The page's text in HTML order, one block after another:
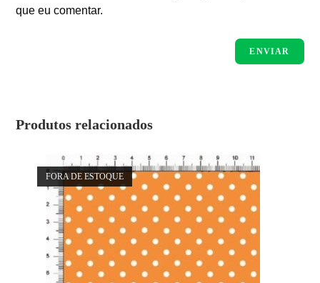
que eu comentar.
Produtos relacionados
FORA DE ESTOQUE